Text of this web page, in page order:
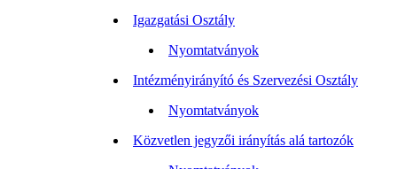
Igazgatási Osztály
Nyomtatványok
Intézményirányító és Szervezési Osztály
Nyomtatványok
Közvetlen jegyzői irányítás alá tartozók